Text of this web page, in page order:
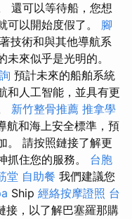
還可以等待船，您想
可以開始度假了。 腳
技術和與其他導航系
來似乎是光明的。
預計未來的船舶系統
和人工智能，並具有更
新竹整骨推薦 推拿學
航和海上安全標準，預
。 請按照鏈接了解更
抓住您的服務。 台胞
堂 自助餐 我們建議您
Ship 經絡按摩證照 台
接，以了解巴塞羅那購